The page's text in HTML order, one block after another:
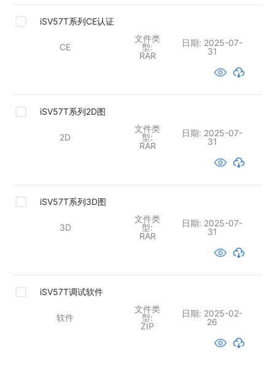
iSV57T系列CE认证
CE
文件类
型:
RAR
日期: 2025-07-
31
iSV57T系列2D图
2D
文件类
型:
RAR
日期: 2025-07-
31
iSV57T系列3D图
3D
文件类
型:
RAR
日期: 2025-07-
31
iSV57T调试软件
软件
文件类
型:
ZIP
日期: 2025-02-
26